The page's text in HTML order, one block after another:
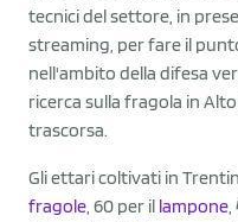
tecnici del settore, in
streaming, per fare il
nell'ambito della difesa
ricerca sulla fragola in
trascorsa.
Gli ettari coltivati in
fragole, 60 per il lampone,